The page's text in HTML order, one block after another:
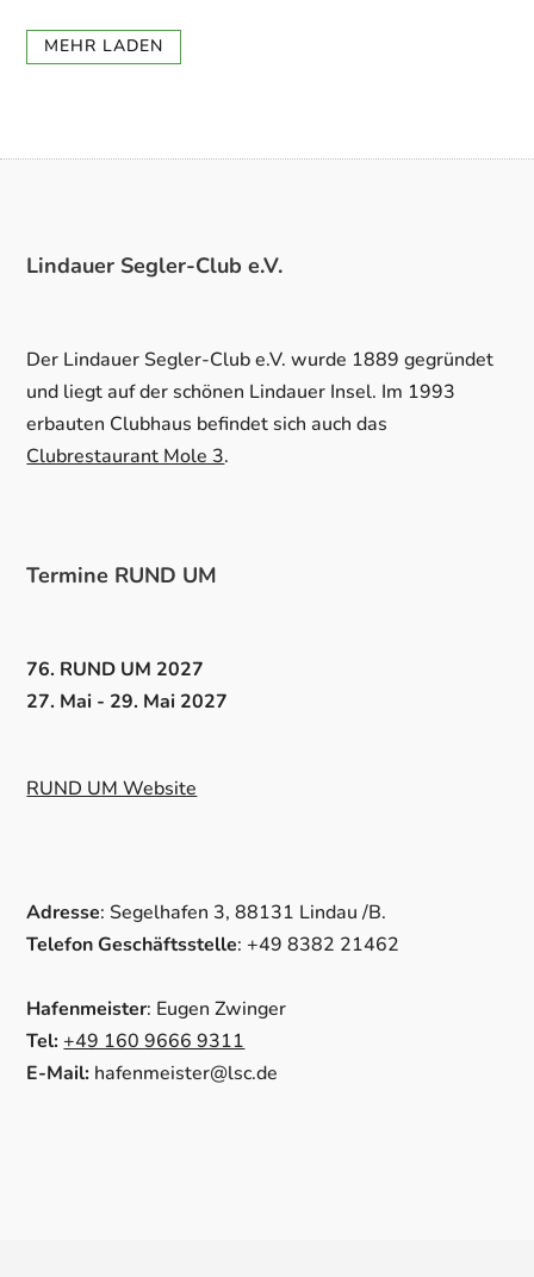
MEHR LADEN
Lindauer Segler-Club e.V.
Der Lindauer Segler-Club e.V. wurde 1889 gegründet
und liegt auf der schönen Lindauer Insel. Im 1993
erbauten Clubhaus befindet sich auch das
Clubrestaurant Mole 3.
Termine RUND UM
76. RUND UM 2027
27. Mai - 29. Mai 2027
RUND UM Website
Adresse: Segelhafen 3, 88131 Lindau /B.
Telefon Geschäftsstelle: +49 8382 21462
Hafenmeister: Eugen Zwinger
Tel: +49 160 9666 9311
E-Mail: hafenmeister@lsc.de